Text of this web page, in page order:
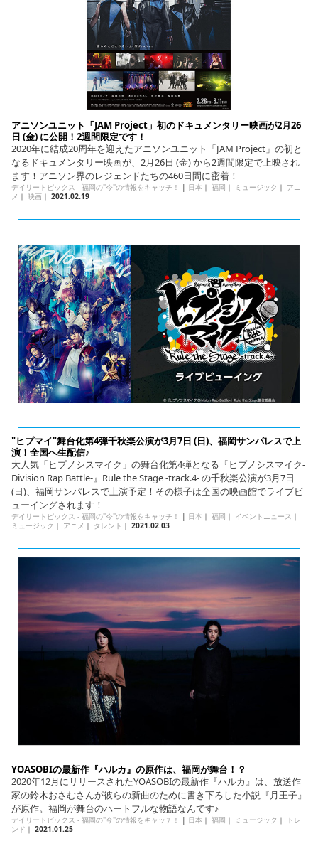
アニソンユニット「JAM Project」初のドキュメンタリー映画が2月26
日 (金) に公開！2週間限定です！
2020年に結成20周年を迎えたアニソンユニット「JAM Project」の初と
なるドキュメンタリー映画が、2月26日 (金) から2週間限定で上映され
ます！アニソン界のレジェンドたちの460日間に密着！
デイリートピックス - 福岡の"今"の情報をキャッチ！ | 日本｜ 福岡 ｜ ミュージック ｜ アニ
メ ｜ 映画｜ 2021.02.19
"ヒプマイ"舞台化第4弾千秋楽公演が3月7日 (日)、福岡サンパレスで上
演！全国へ生配信♪
大人気「ヒプノシスマイク」の舞台化第4弾となる『ヒプノシスマイク-
Division Rap Battle-』Rule the Stage -track.4- の千秋楽公演が3月7日
(日)、福岡サンパレスで上演予定！その様子は全国の映画館でライブビ
ューイングされます！
デイリートピックス - 福岡の"今"の情報をキャッチ！ | 日本｜ 福岡 ｜ イベントニュース ｜
ミュージック ｜ アニメ ｜ タレント ｜ 2021.02.03
YOASOBIの最新作『ハルカ』の原作は、福岡が舞台！？
2020年12月にリリースされたYOASOBIの最新作『ハルカ』は、放送作
家の鈴木おさむさんが彼らの新曲のために書き下ろした小説『月王子』
が原作。福岡が舞台のハートフルな物語なんです♪
デイリートピックス - 福岡の"今"の情報をキャッチ！ | 日本｜ 福岡 ｜ ミュージック ｜
トレ
ンド ｜ 2021.01.25